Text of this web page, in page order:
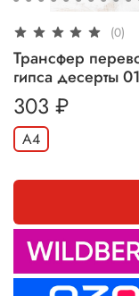
(0)
Трансфер
гипса десерты
303 ₽
А4